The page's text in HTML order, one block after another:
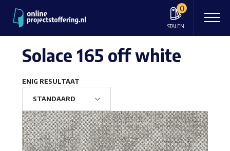
0
STALEN
Solace 165 off white
ENIG RESULTAAT